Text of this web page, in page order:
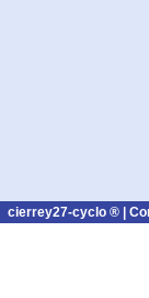
cierrey27-cyclo ® |